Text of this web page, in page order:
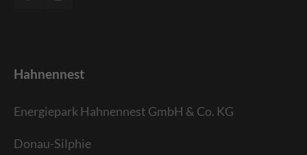
Hahnennest
Energiepark Hahnennest GmbH & Co. KG
Donau-Silphie